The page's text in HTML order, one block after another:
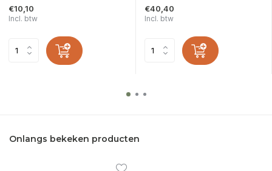
€10,10
Incl. btw
€40,40
Incl. btw
Onlangs bekeken producten